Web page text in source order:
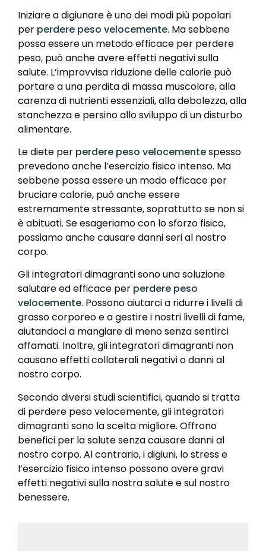
Iniziare a digiunare è uno dei modi più popolari
per perdere peso velocemente. Ma sebbene
possa essere un metodo efficace per perdere
peso, può anche avere effetti negativi sulla
salute. L’improvvisa riduzione delle calorie può
portare a una perdita di massa muscolare, alla
carenza di nutrienti essenziali, alla debolezza, alla
stanchezza e persino allo sviluppo di un disturbo
alimentare.
Le diete per perdere peso velocementespesso
prevedono anche l’esercizio fisico intenso. Ma
sebbene possa essere un modo efficace per
bruciare calorie, può anche essere
estremamente stressante, soprattutto se non si
è abituati. Se esageriamo con lo sforzo fisico,
possiamo anche causare danni seri al nostro
corpo.
Gli integratori dimagranti sono una soluzione
salutare ed efficace per perdere peso
velocemente. Possono aiutarci a ridurre i livelli di
grasso corporeo e a gestire i nostri livelli di fame,
aiutandoci a mangiare di meno senza sentirci
affamati. Inoltre, gli integratori dimagranti non
causano effetti collaterali negativi o danni al
nostro corpo.
Secondo diversi studi scientifici, quando si tratta
di perdere peso velocemente, gli integratori
dimagranti sono la scelta migliore. Offrono
benefici per la salute senza causare danni al
nostro corpo. Al contrario, i digiuni, lo stress e
l’esercizio fisico intenso possono avere gravi
effetti negativi sulla nostra salute e sul nostro
benessere.